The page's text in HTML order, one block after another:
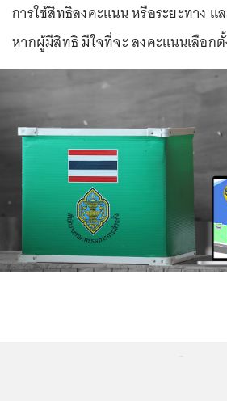
การใช้สิทธิลงคะแนน หรือระยะทาง
หากผู้มีสิทธิ มีใจที่จะ ลงคะแนนเลือก